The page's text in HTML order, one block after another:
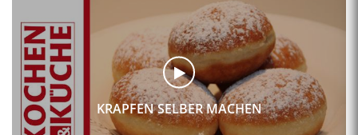
KRAPFEN SELBER MACHEN